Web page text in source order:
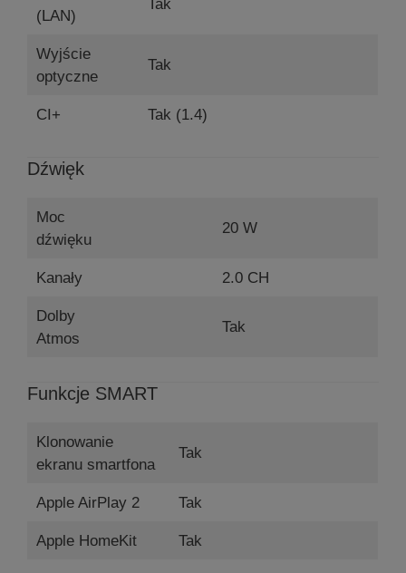
(LAN)
Tak
Wyjście
optyczne
Tak
CI+ Tak (1.4)
Dźwięk
Moc
dźwięku
20 W
Kanały 2.0 CH
Dolby
Atmos
Tak
Funkcje SMART
Klonowanie
ekranu smartfona
Tak
Apple AirPlay 2 Tak
Apple HomeKit Tak